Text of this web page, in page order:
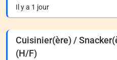
Il y a 1 jour
Cuisinier(ère) /
(H/F)